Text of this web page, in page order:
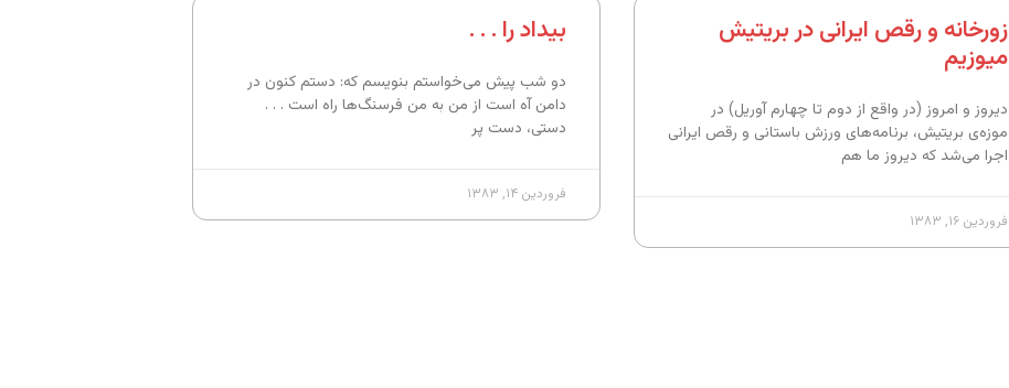
زورخانه و رقص ایرانی در بریتیش
میوزیم
دیروز و امروز (در واقع از دوم تا چهارم آوریل) در
موزه‌ی بریتیش، برنامه‌های ورزش باستانی و رقص ایرانی
اجرا می‌شد که دیروز ما هم
فروردین ۱۶, ۱۳۸۳
بیداد را . . .
دو شب پیش می‌خواستم بنویسم که: دستم کنون در
دامن آه است از من به من فرسنگ‌ها راه است . . .
دستی، دست پر
فروردین ۱۴, ۱۳۸۳